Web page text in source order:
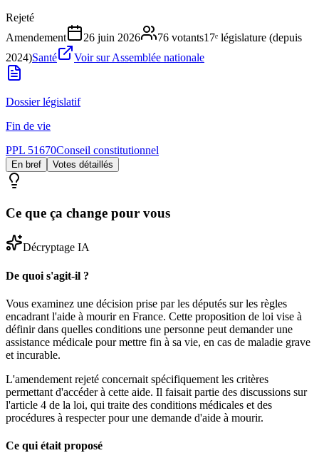
Rejeté
Amendement
26 juin 2026 76 votants17ᵉ législature (depuis
2024)Santé Voir sur Assemblée nationale
Dossier législatif
Fin de vie
PPL 51670Conseil constitutionnel
En bref Votes détaillés
Ce que ça change pour vous
Décryptage IA
De quoi s'agit-il ?
Vous examinez une décision prise par les députés sur les règles
encadrant l'aide à mourir en France. Cette proposition de loi vise à
définir dans quelles conditions une personne peut demander une
assistance médicale pour mettre fin à sa vie, en cas de maladie grave
et incurable.
L'amendement rejeté concernait spécifiquement les critères
permettant d'accéder à cette aide. Il faisait partie des discussions sur
l'article 4 de la loi, qui traite des conditions médicales et des
procédures à respecter pour une demande d'aide à mourir.
Ce qui était proposé